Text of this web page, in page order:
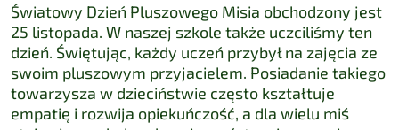
Światowy Dzień Pluszowego Misia obchodzony jest
25 listopada. W naszej szkole także uczciliśmy ten
dzień. Świętując, każdy uczeń przybył na zajęcia ze
swoim pluszowym przyjacielem. Posiadanie takiego
towarzysza w dzieciństwie często kształtuje
empatię i rozwija opiekuńczość, a dla wielu miś